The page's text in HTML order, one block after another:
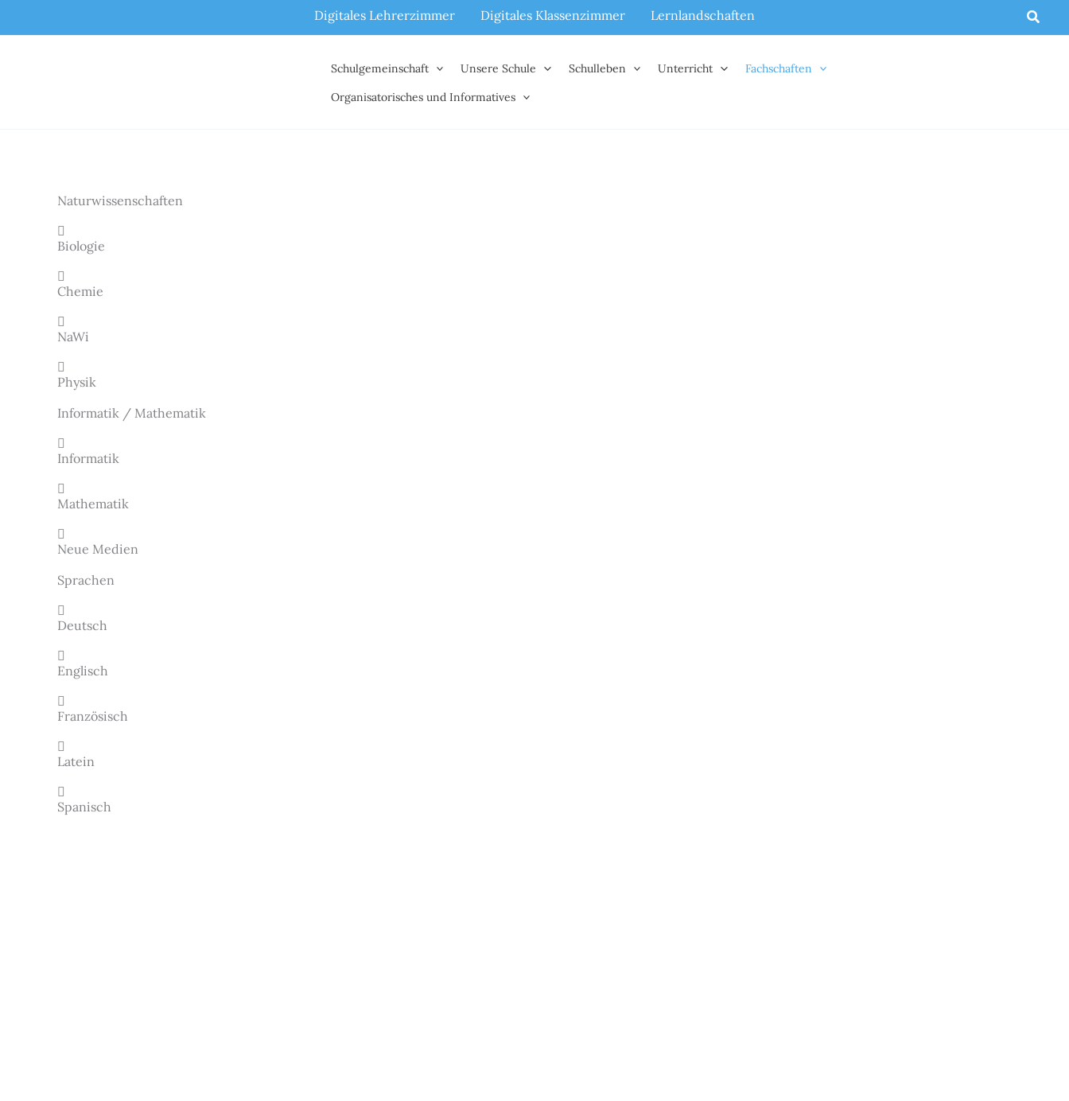
springen
Digitales Lehrerzimmer Digitales Klassenzimmer Lernlandschaften
Schulgemeinschaft Unsere Schule Schulleben Unterricht
Fachschaften
Organisatorisches und Informatives
Naturwissenschaften
Biologie
Chemie
NaWi
Physik
Informatik / Mathematik
Informatik
Mathematik
Neue Medien
Sprachen
Deutsch
Englisch
Französisch
Latein
Spanisch